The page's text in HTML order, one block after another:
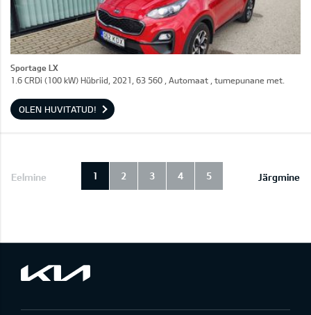
Sportage LX
1.6 CRDi (100 kW) Hübriid, 2021, 63 560 , Automaat , tumepunane met.
OLEN HUVITATUD!
Eelmine Järgmine
1 2 3 4 5